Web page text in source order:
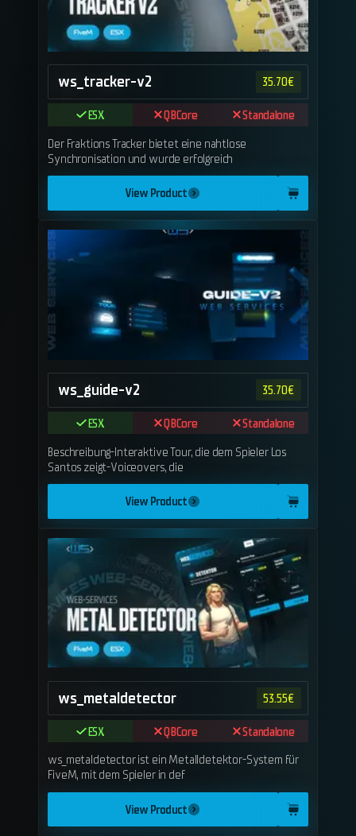
ws_tracker-v2 35.70€
ESX QBCore
Standalone
Der Fraktions Tracker bietet eine nahtlose
Synchronisation und wurde erfolgreich
View Product
ws_guide-v2 35.70€
ESX QBCore
Standalone
Beschreibung-Interaktive Tour, die dem Spieler Los
Santos zeigt-Voiceovers, die
View Product
ws_metaldetector 53.55€
ESX QBCore
Standalone
ws_metaldetector ist ein Metalldetektor-System für
FiveM, mit dem Spieler in def
View Product